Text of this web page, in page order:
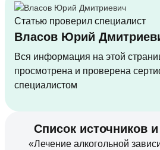
Статью проверил специалист
Власов Юрий
Вся информация на этой
просмотрена и проверена
специалистом
Список источников
«Лечение алкогольной